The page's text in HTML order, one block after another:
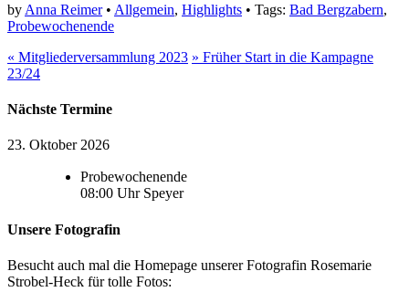
by Anna Reimer• Allgemein, Highlights • Tags: Bad Bergzabern,
Probewochenende
« Mitgliederversammlung 2023 » Früher Start in die Kampagne
23/24
Nächste Termine
23. Oktober 2026
Probewochenende
08:00 Uhr Speyer
Unsere Fotografin
Besucht auch mal die Homepage unserer Fotografin Rosemarie
Strobel-Heck für tolle Fotos: